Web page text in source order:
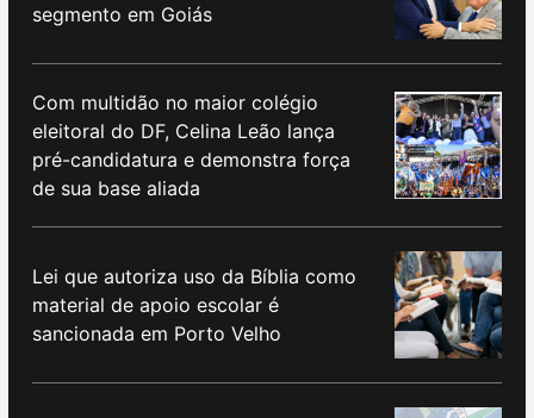
segmento em Goiás
Com multidão no maior colégio
eleitoral do DF, Celina Leão lança
pré-candidatura e demonstra força
de sua base aliada
Lei que autoriza uso da Bíblia como
material de apoio escolar é
sancionada em Porto Velho